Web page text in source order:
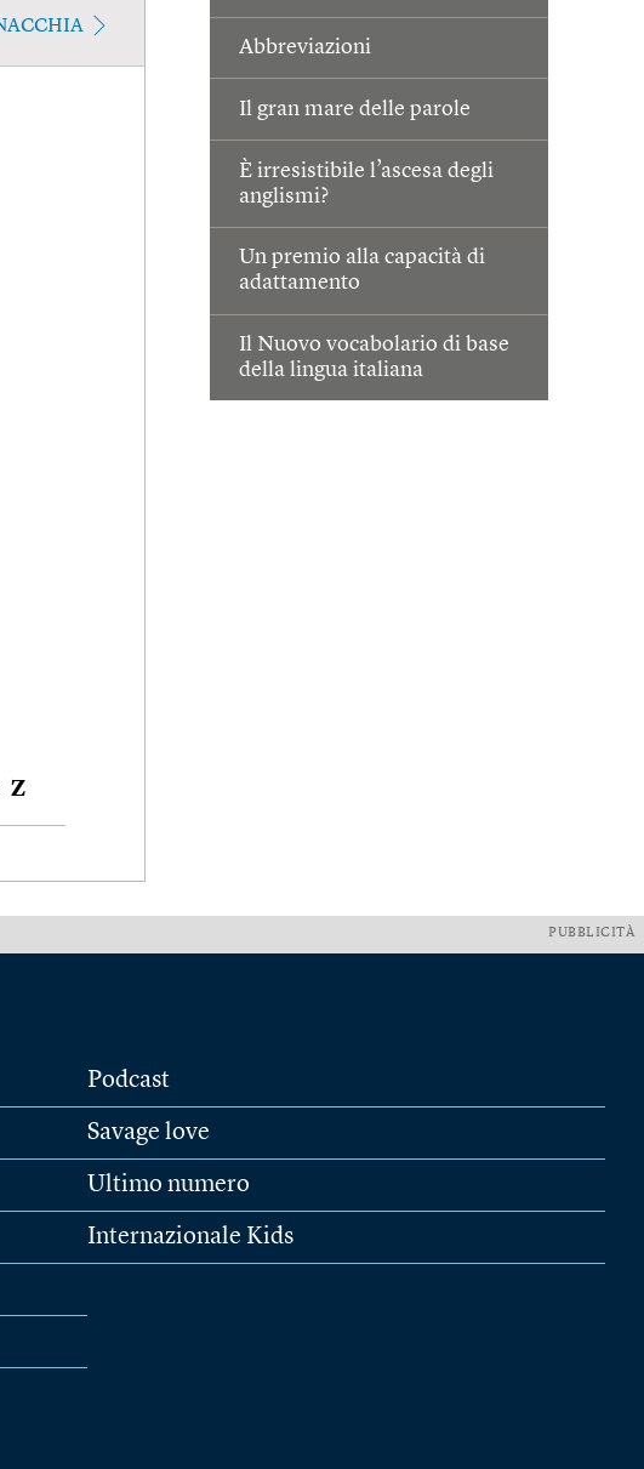
Abbreviazioni
Il gran mare delle parole
È irresistibile l’ascesa degli
anglismi?
Un premio alla capacità di
adattamento
Il Nuovo vocabolario di base
della lingua italiana
Z
PUBBLICITÀ
Podcast
Savage love
Ultimo numero
Internazionale Kids